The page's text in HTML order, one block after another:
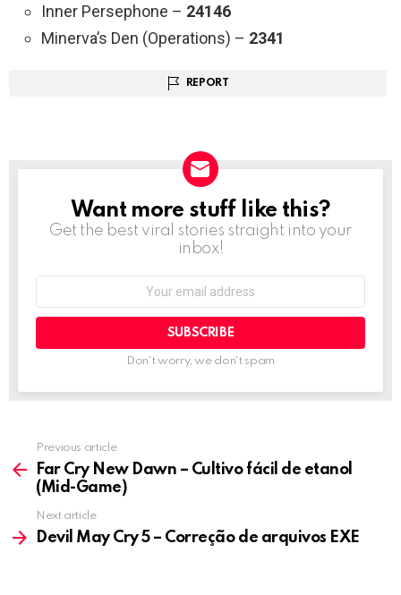
Inner Persephone – 24146
Minerva’s Den (Operations) – 2341
REPORT
NEWSLETTER
Want more stuff like this?
Get the best viral stories straight into your
inbox!
Don't worry, we don't spam
more
Previous article
Far Cry New Dawn – Cultivo fácil de etanol
(Mid-Game)
Next article
Devil May Cry 5 – Correção de arquivos EXE